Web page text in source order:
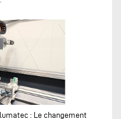
: Le changement